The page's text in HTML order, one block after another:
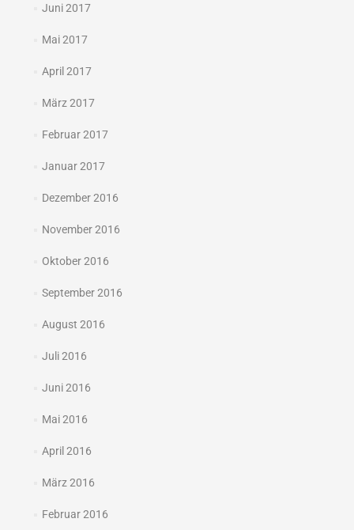
Juni 2017
Mai 2017
April 2017
März 2017
Februar 2017
Januar 2017
Dezember 2016
November 2016
Oktober 2016
September 2016
August 2016
Juli 2016
Juni 2016
Mai 2016
April 2016
März 2016
Februar 2016